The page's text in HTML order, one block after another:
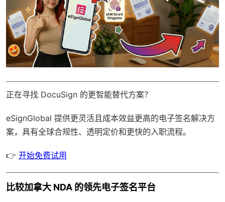
正在寻找 DocuSign 的更智能替代方案？
eSignGlobal 提供更灵活且成本效益更高的电子签名解决方
案，具有全球合规性、透明定价和更快的入职流程。
👉 开始免费试用
比较加拿大 NDA 的领先电子签名平台